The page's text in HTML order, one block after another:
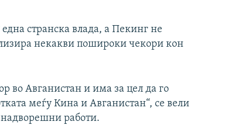
странска влада, а Пекинг не
некакви пошироки чекори кон
во Авганистан и има за цел да го
меѓу Кина и Авганистан“, се вели
работи.